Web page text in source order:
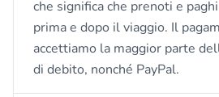
che significa che prenoti e
prima e dopo il viaggio. Il
accettiamo la maggior parte
di debito, nonché PayPal.